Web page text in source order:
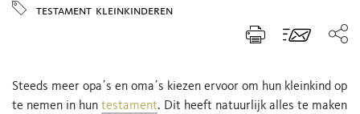
testament kleinkinderen
Steeds meer opaʹs en omaʹs kiezen ervoor om hun kleinkind op
te nemen in hun testament. Dit heeft natuurlijk alles te maken